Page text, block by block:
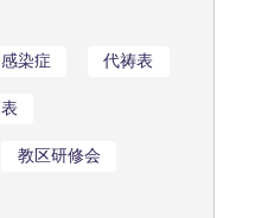
染症 代祷表
教区研修会